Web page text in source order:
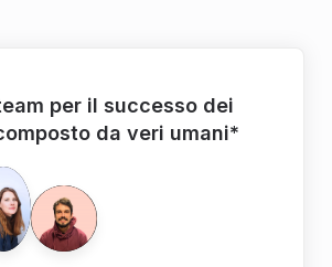
per il successo dei
da veri umani*